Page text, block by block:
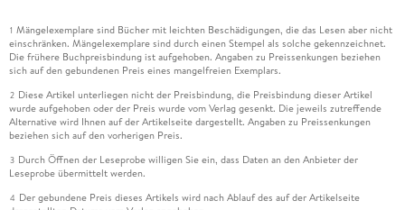
1 Mängelexemplare sind Bücher mit leichten Beschädigungen, die das Lesen aber nicht
einschränken. Mängelexemplare sind durch einen Stempel als solche gekennzeichnet.
Die frühere Buchpreisbindung ist aufgehoben. Angaben zu Preissenkungen beziehen
sich auf den gebundenen Preis eines mangelfreien Exemplars.
2 Diese Artikel unterliegen nicht der Preisbindung, die Preisbindung dieser Artikel
wurde aufgehoben oder der Preis wurde vom Verlag gesenkt. Die jeweils zutreffende
Alternative wird Ihnen auf der Artikelseite dargestellt. Angaben zu Preissenkungen
beziehen sich auf den vorherigen Preis.
3 Durch Öffnen der Leseprobe willigen Sie ein, dass Daten an den Anbieter der
Leseprobe übermittelt werden.
4 Der gebundene Preis dieses Artikels wird nach Ablauf des auf der Artikelseite